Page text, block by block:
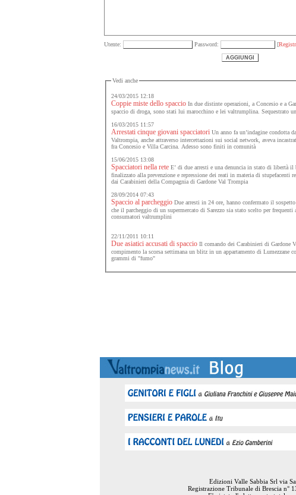
Utente: Password: [
Vedi anche
24/03/2015 12:18
Coppie miste dello spaccioIn due distinte operazioni, a Concesio e a
spaccio di droga, sono stati lui
16/03/2015 11:57
Arrestati cinque giovani spacciatori Un anno fa un’indagine condotta
Valtrompia, anche attraverso intercettazioni sui social network, aveva
fra Concesio e Villa Carcina. Adesso sono finiti in comunità
15/06/2015 13:08
Spacciatori nella reteE’ di due arresti e una denuncia in stato di libertà il
finalizzato alla prevenzione e repressione dei reati in materia di stupefacenti realizzato, nel fine settimana,
dai Carabinieri della Compagnia di Gardone Val Trompia
28/09/2014 07:43
Spaccio al parcheggioDue arresti in 24 ore, hanno confermato il
che il parcheggio di un supermercato di Sarezzo sia stato scelto per frequenti
consumatori valtrumplini
22/11/2011 10:11
Due asiatici accusati di spaccioIl comando dei Carabinieri di Gardone
compimento la scorsa settimana un blitz in un appartamento di Lumezzane
grammi di "fumo"
Edizioni Valle Sabbia Srl via
Registrazione Tribunale di Brescia